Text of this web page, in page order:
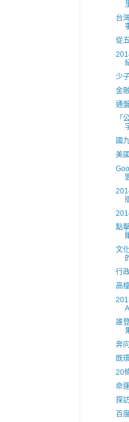
台
從
少
金
通
「
國
美
點
文
行
高
誰
奔
既
20
命
探
百